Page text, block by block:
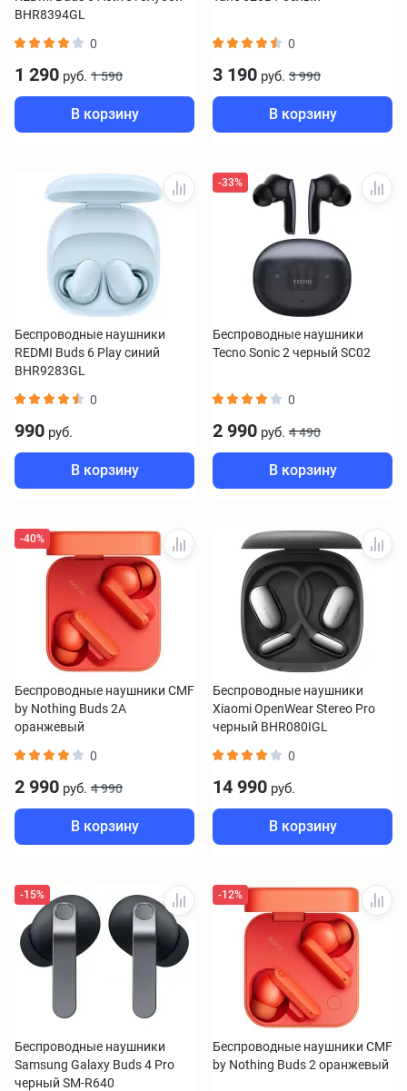
BHR8394GL
0
1 290 руб. 1 590
В корзину
0
3 190 руб. 3 990
В корзину
Беспроводные наушники
REDMI Buds 6 Play синий
BHR9283GL
0
990 руб.
В корзину
-33%
Беспроводные наушники
Tecno Sonic 2 черный SC02
0
2 990 руб. 4 490
В корзину
-40%
Беспроводные наушники CMF
by Nothing Buds 2A
оранжевый
0
2 990 руб. 4 990
В корзину
Беспроводные наушники
Xiaomi OpenWear Stereo Pro
черный BHR080IGL
0
14 990 руб.
В корзину
-15%
Беспроводные наушники
Samsung Galaxy Buds 4 Pro
черный SM-R640
-12%
Беспроводные наушники CMF
by Nothing Buds 2 оранжевый